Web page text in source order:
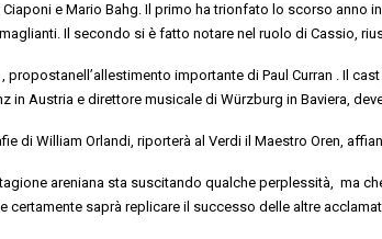
e Mario Bahg. Il primo ha trionfato lo scorso anno in
Il secondo si è fatto notare nel ruolo di Cassio,
, propostanell’allestimento importante di Paul Curran . Il cast
in Austria e direttore musicale di Würzburg in Baviera,
di William Orlandi, riporterà al Verdi il Maestro Oren,
areniana sta suscitando qualche perplessità, ma
certamente saprà replicare il successo delle altre